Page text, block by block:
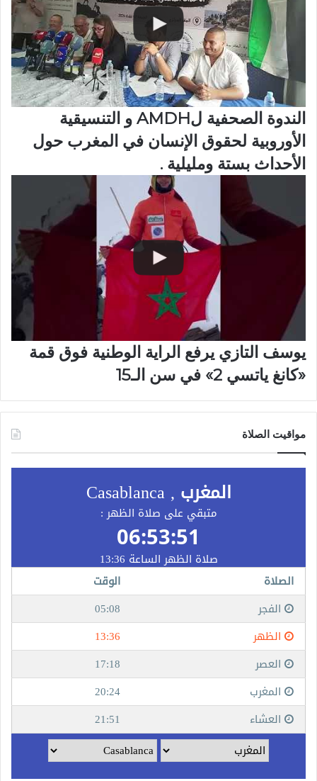
الندوة الصحفية لAMDH و التنسيقية
الأوروبية لحقوق الإنسان في المغرب حول
الأحداث بستة ومليلية .
يوسف التازي يرفع الراية الوطنية فوق قمة
«كانغ ياتسي 2» في سن الـ15
مواقيت الصلاة